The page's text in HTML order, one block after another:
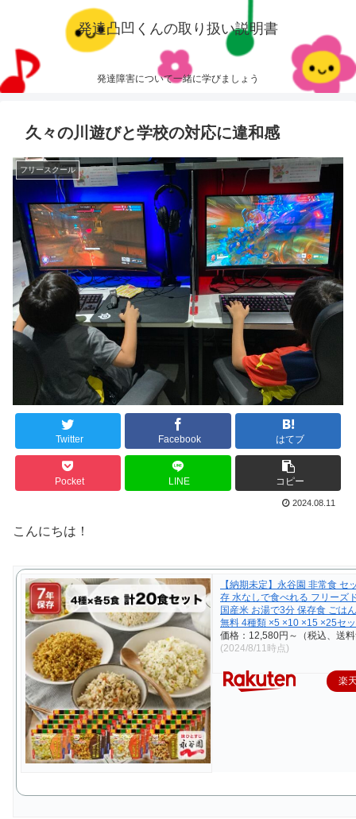
発達凸凹くんの取り扱い説明書
発達障害について一緒に学びましょう
久々の川遊びと学校の対応に違和感
フリースクール
Twitter Facebook はてブ
Pocket LINE コピー
2024.08.11
こんにちは！
【納期未定】永谷園 非常食 セ
存 水なしで食べれる フリーズ
国産米 お湯で3分 保存食 ごは
無料 4種類 ×5 ×10 ×15 ×25セ
価格：12,580円～（税込、送
(2024/8/11時点)
楽